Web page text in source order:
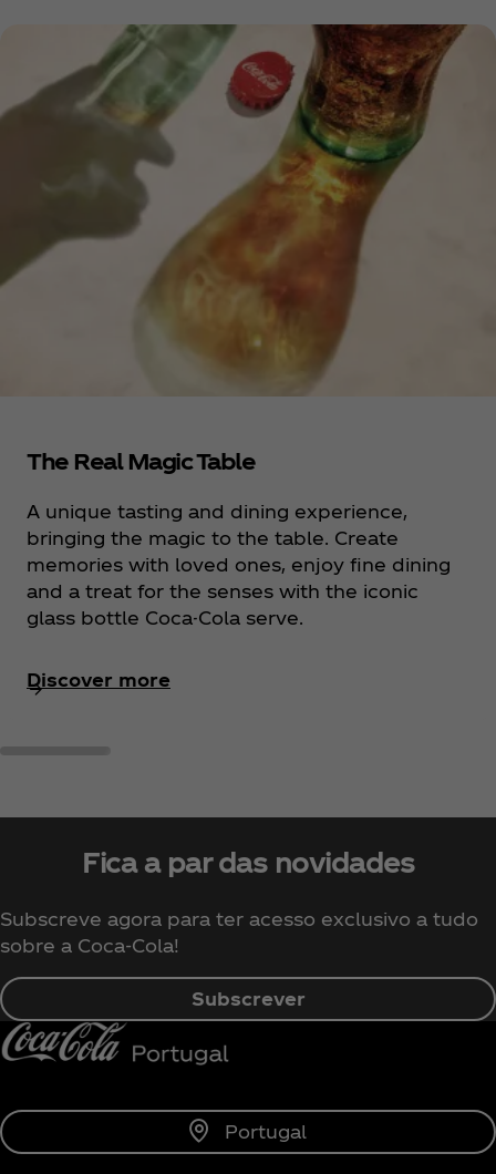
The Real Magic Table
A unique tasting and dining experience,
bringing the magic to the table. Create
memories with loved ones, enjoy fine dining
and a treat for the senses with the iconic
glass bottle Coca-Cola serve.
Discover more
Fica a par das novidades
Subscreve agora para ter acesso exclusivo a tudo
sobre a Coca‑Cola!
Subscrever
Portugal